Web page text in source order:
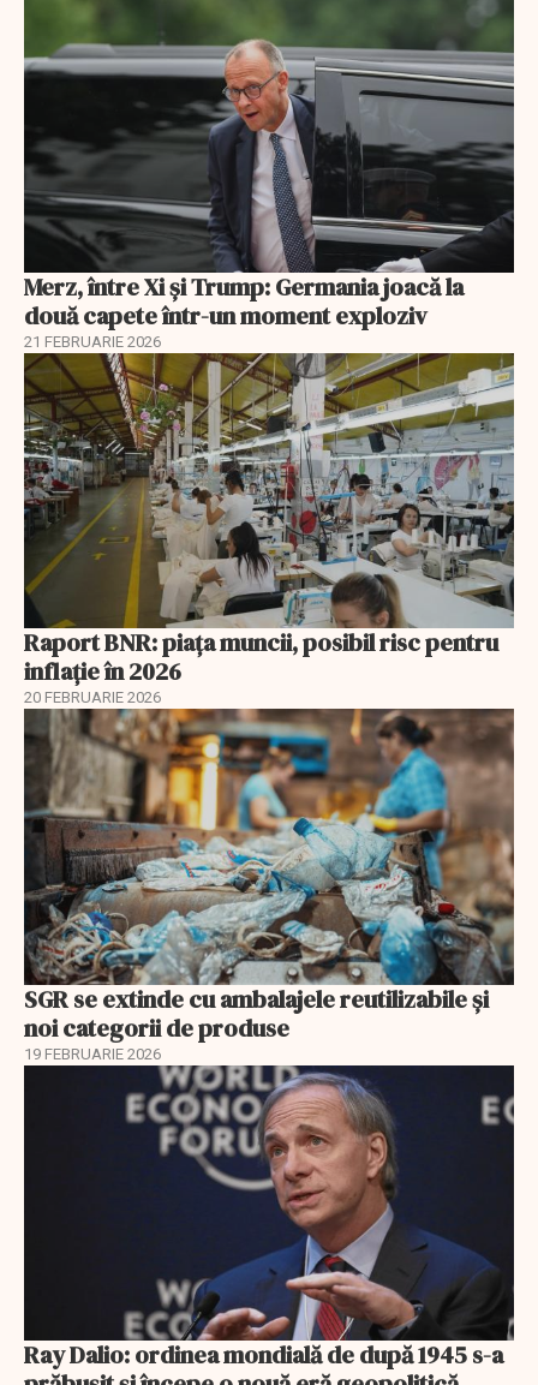
Merz, între Xi și Trump: Germania joacă la
două capete într-un moment exploziv
21 FEBRUARIE 2026
Raport BNR: piața muncii, posibil risc pentru
inflație în 2026
20 FEBRUARIE 2026
SGR se extinde cu ambalajele reutilizabile și
noi categorii de produse
19 FEBRUARIE 2026
Ray Dalio: ordinea mondială de după 1945 s-a